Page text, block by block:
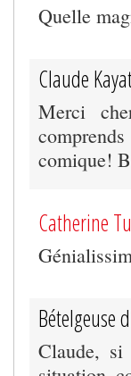
Quelle
Claude
Merci
comique!
Catherine
Bételgeuse
Claude, si